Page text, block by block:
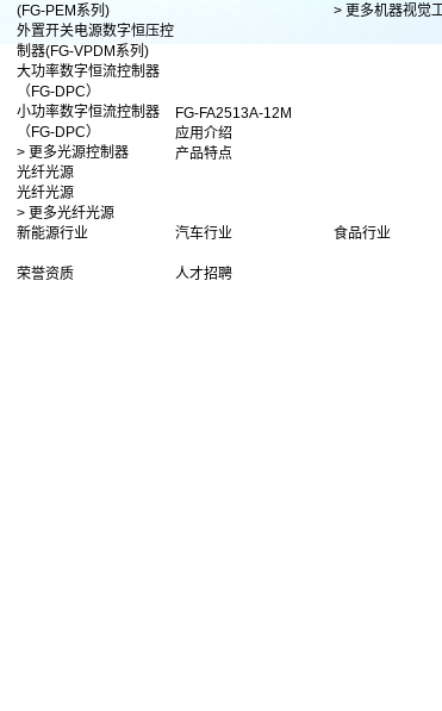
(FG-PEM系列)
外置开关电源数字恒压控
制器(FG-VPDM系列)
大功率数字恒流控制器
（FG-DPC）
小功率数字恒流控制器
（FG-DPC）
> 更多光源控制器
> 更多机器视觉
光纤光源
光纤光源
> 更多光纤光源
新能源行业 汽车行业
食品行业
荣誉资质
人才招聘
FG-FA2513A-12M
应用介绍
产品特点